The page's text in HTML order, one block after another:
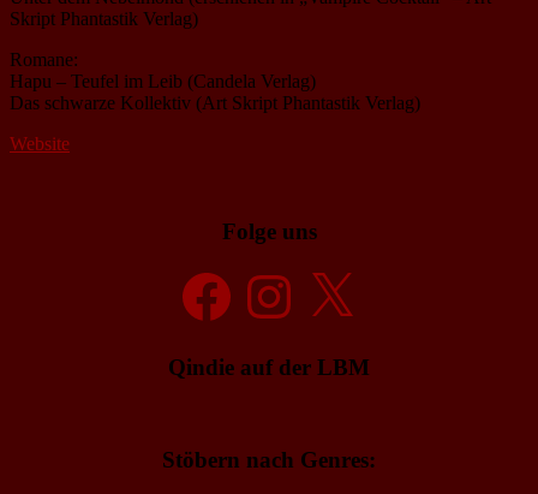
Skript Phantastik Verlag)
Romane:
Hapu – Teufel im Leib (Candela Verlag)
Das schwarze Kollektiv (Art Skript Phantastik Verlag)
Website
Folge uns
FacebookInstagramX
Qindie auf der LBM
Stöbern nach Genres: